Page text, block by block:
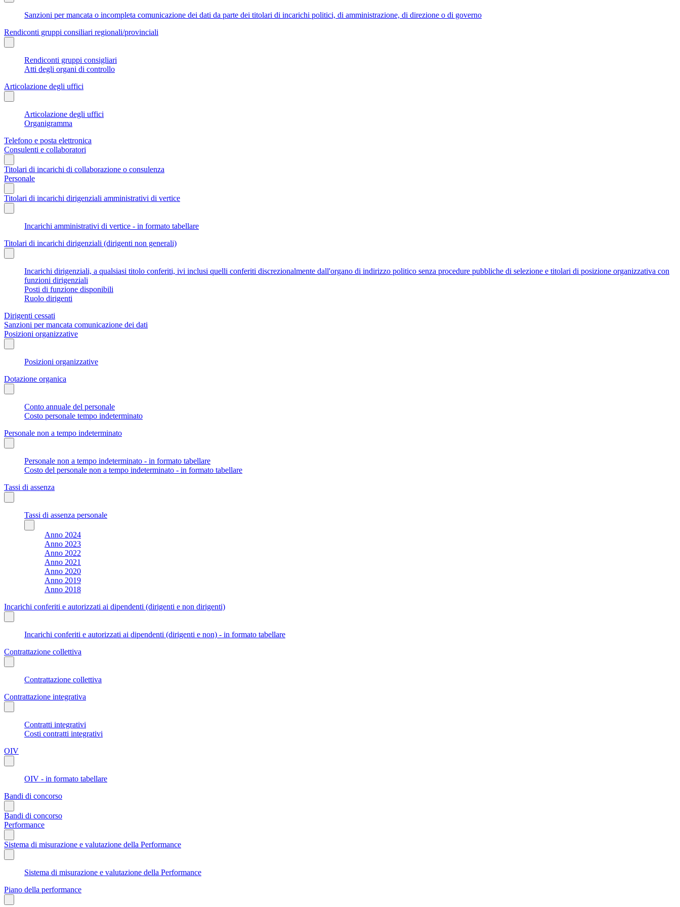
Sanzioni per mancata o incompleta comunicazione dei dati da parte dei titolari di incarichi politici, di amministrazione, di direzione o di governo
Rendiconti gruppi consiliari regionali/provinciali
Rendiconti gruppi consigliari
Atti degli organi di controllo
Articolazione degli uffici
Articolazione degli uffici
Organigramma
Telefono e posta elettronica
Consulenti e collaboratori
Titolari di incarichi di collaborazione o consulenza
Personale
Titolari di incarichi dirigenziali amministrativi di vertice
Incarichi amministrativi di vertice - in formato tabellare
Titolari di incarichi dirigenziali (dirigenti non generali)
Incarichi dirigenziali, a qualsiasi titolo conferiti, ivi inclusi quelli conferiti discrezionalmente dall'organo di indirizzo politico senza procedure pubbliche di selezione e titolari di posizione organizzativa con
funzioni dirigenziali
Posti di funzione disponibili
Ruolo dirigenti
Dirigenti cessati
Sanzioni per mancata comunicazione dei dati
Posizioni organizzative
Posizioni organizzative
Dotazione organica
Conto annuale del personale
Costo personale tempo indeterminato
Personale non a tempo indeterminato
Personale non a tempo indeterminato - in formato tabellare
Costo del personale non a tempo indeterminato - in formato tabellare
Tassi di assenza
Tassi di assenza personale
Anno 2024
Anno 2023
Anno 2022
Anno 2021
Anno 2020
Anno 2019
Anno 2018
Incarichi conferiti e autorizzati ai dipendenti (dirigenti e non dirigenti)
Incarichi conferiti e autorizzati ai dipendenti (dirigenti e non) - in formato tabellare
Contrattazione collettiva
Contrattazione collettiva
Contrattazione integrativa
Contratti integrativi
Costi contratti integrativi
OIV
OIV - in formato tabellare
Bandi di concorso
Bandi di concorso
Performance
Sistema di misurazione e valutazione della Performance
Sistema di misurazione e valutazione della Performance
Piano della performance